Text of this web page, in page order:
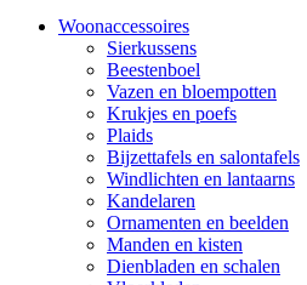
Woonaccessoires
Sierkussens
Beestenboel
Vazen en bloempotten
Krukjes en poefs
Plaids
Bijzettafels en salontafels
Windlichten en lantaarns
Kandelaren
Ornamenten en beelden
Manden en kisten
Dienbladen en schalen